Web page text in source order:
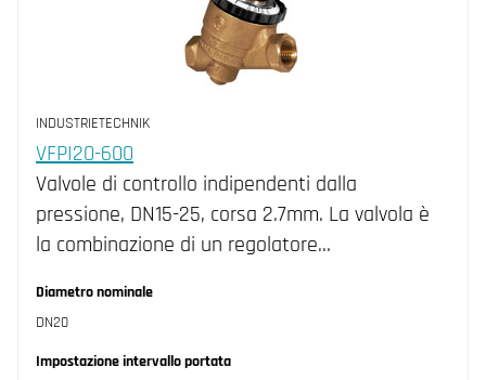
INDUSTRIETECHNIK
VFPI20-600
Valvole di controllo indipendenti dalla
pressione, DN15-25, corsa 2.7mm. La valvola è
la combinazione di un regolatore…
Diametro nominale
DN20
Impostazione intervallo portata